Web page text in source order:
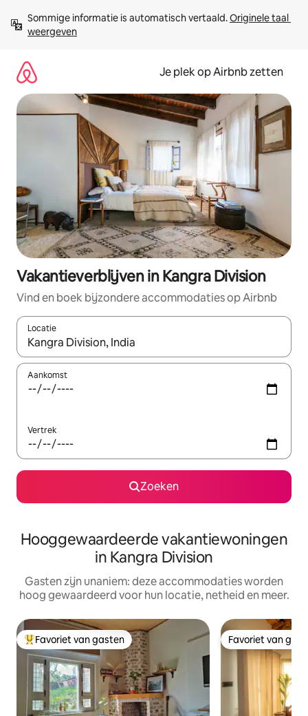
direct
naar
Sommige informatie is automatisch vertaald. Originele taal
weergeven
Je plek op Airbnb zetten
Vakantieverblijven in Kangra Division
Vind en boek bijzondere accommodaties op Airbnb
Locatie
Wanneer er resultaten beschikbaar zijn, maak je een keuze
Aankomst
Vertrek
Zoeken
Hooggewaardeerde vakantiewoningen
in Kangra Division
Gasten zijn unaniem: deze accommodaties worden
hoog gewaardeerd voor hun locatie, netheid en meer.
Topfavoriet van gasten
Favoriet van gasten Favoriet van
Favoriet van